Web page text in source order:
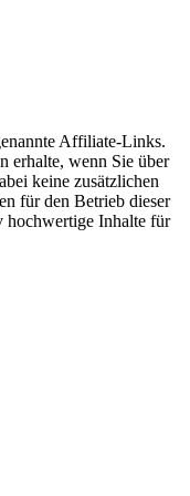
Affiliate-Links.
erhalte, wenn Sie über
keine zusätzlichen
für den Betrieb dieser
hochwertige Inhalte für